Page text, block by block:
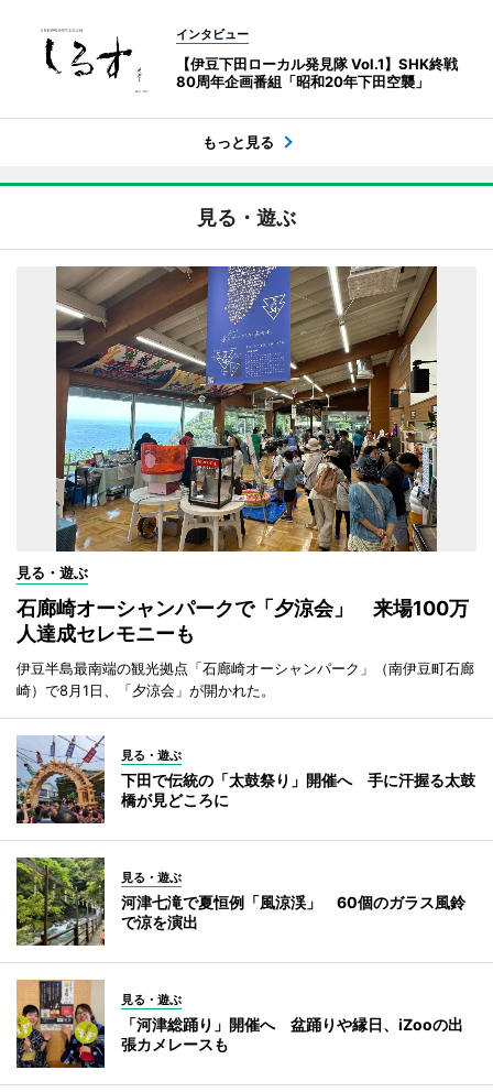
インタビュー
【伊豆下田ローカル発見隊 Vol.1】SHK終戦
80周年企画番組「昭和20年下田空襲」
もっと見る
見る・遊ぶ
見る・遊ぶ
石廊崎オーシャンパークで「夕涼会」 来場100万
人達成セレモニーも
伊豆半島最南端の観光拠点「石廊崎オーシャンパーク」（南伊豆町石廊
崎）で8月1日、「夕涼会」が開かれた。
見る・遊ぶ
下田で伝統の「太鼓祭り」開催へ 手に汗握る太鼓
橋が見どころに
見る・遊ぶ
河津七滝で夏恒例「風涼渓」 60個のガラス風鈴
で涼を演出
見る・遊ぶ
「河津総踊り」開催へ 盆踊りや縁日、iZooの出
張カメレースも